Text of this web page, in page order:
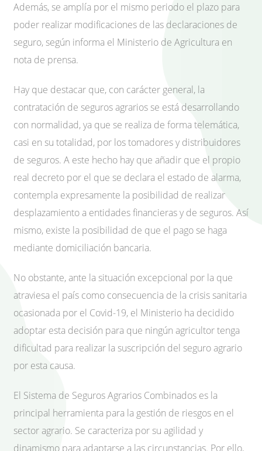
Además, se amplía por el mismo periodo el plazo para
poder realizar modificaciones de las declaraciones de
seguro, según informa el Ministerio de Agricultura en
nota de prensa.
Hay que destacar que, con carácter general, la
contratación de seguros agrarios se está desarrollando
con normalidad, ya que se realiza de forma telemática,
casi en su totalidad, por los tomadores y distribuidores
de seguros. A este hecho hay que añadir que el propio
real decreto por el que se declara el estado de alarma,
contempla expresamente la posibilidad de realizar
desplazamiento a entidades financieras y de seguros. Así
mismo, existe la posibilidad de que el pago se haga
mediante domiciliación bancaria.
No obstante, ante la situación excepcional por la que
atraviesa el país como consecuencia de la crisis sanitaria
ocasionada por el Covid-19, el Ministerio ha decidido
adoptar esta decisión para que ningún agricultor tenga
dificultad para realizar la suscripción del seguro agrario
por esta causa.
El Sistema de Seguros Agrarios Combinados es la
principal herramienta para la gestión de riesgos en el
sector agrario. Se caracteriza por su agilidad y
dinamismo para adaptarse a las circunstancias. Por ello,